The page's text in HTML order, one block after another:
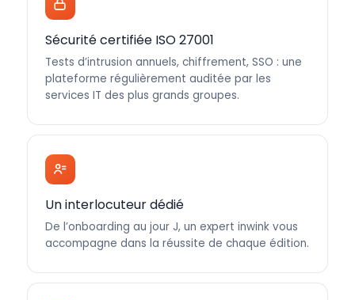
Sécurité certifiée ISO 27001
Tests d’intrusion annuels, chiffrement, SSO : une
plateforme régulièrement auditée par les
services IT des plus grands groupes.
Un interlocuteur dédié
De l’onboarding au jour J, un expert inwink vous
accompagne dans la réussite de chaque édition.